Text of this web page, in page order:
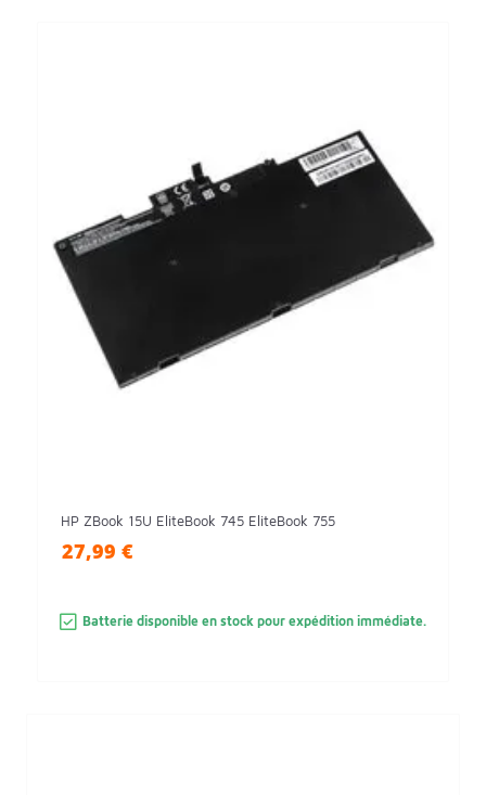
HP ZBook 15U EliteBook 745 EliteBook 755
27,99 €
Batterie disponible en stock pour expédition immédiate.